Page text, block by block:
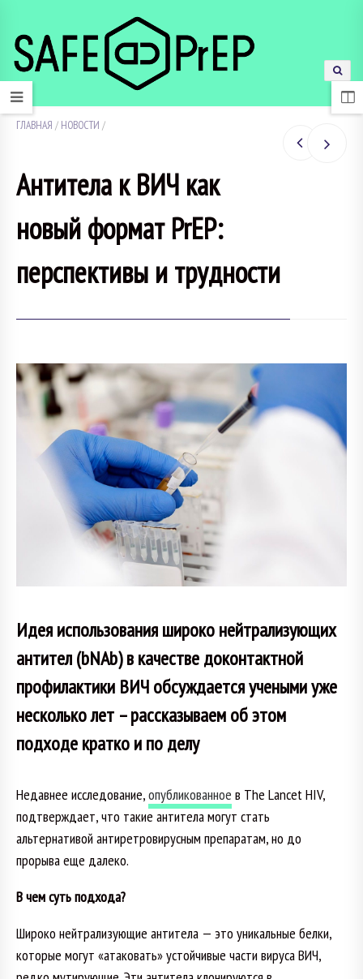
ГЛАВНАЯ / НОВОСТИ /
Антитела к ВИЧ как
новый формат PrEP:
перспективы и трудности
Идея использования широко нейтрализующих
антител (bNAb) в качестве доконтактной
профилактики ВИЧ обсуждается учеными уже
несколько лет – рассказываем об этом
подходе кратко и по делу
Недавнее исследование,опубликованное в The Lancet HIV,
подтверждает, что такие антитела могут стать
альтернативой антиретровирусным препаратам, но до
прорыва еще далеко.
В чем суть подхода?
Широко нейтрализующие антитела — это уникальные белки,
которые могут «атаковать» устойчивые части вируса ВИЧ,